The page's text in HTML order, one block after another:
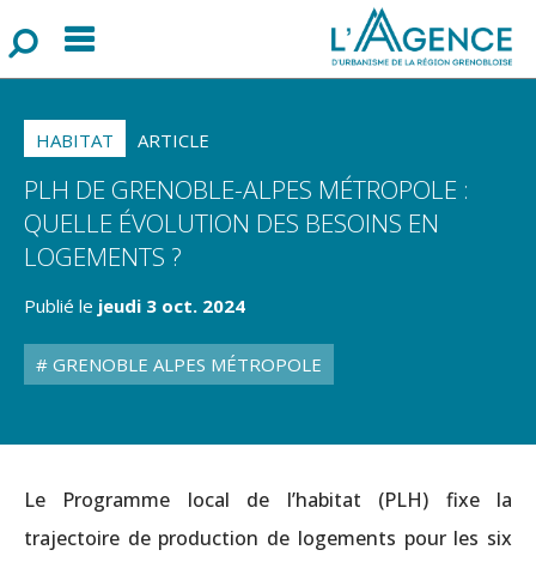
Menu
HABITAT ARTICLE
PLH DE GRENOBLE-ALPES MÉTROPOLE :
QUELLE ÉVOLUTION DES BESOINS EN
LOGEMENTS ?
Publié le jeudi 3 oct. 2024
GRENOBLE ALPES MÉTROPOLE
Le Programme local de l’habitat (PLH) fixe la
trajectoire de production de logements pour les six